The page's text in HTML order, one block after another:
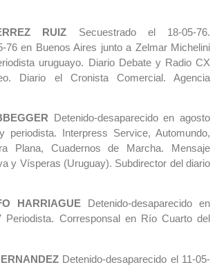
RUIZ Secuestrado el 18-05-76.
76 en Buenos Aires junto a Zelmar Michelini
uruguayo. Diario Debate y Radio CX
Diario el Cronista Comercial. Agencia
Detenido-desaparecido en agosto
periodista. Interpress Service, Automundo,
Plana, Cuadernos de Marcha. Mensaje
y Vísperas (Uruguay). Subdirector del diario
HARRIAGUE Detenido-desaparecido en
Periodista. Corresponsal en Río Cuarto del
Detenido-desaparecido el 11-05-